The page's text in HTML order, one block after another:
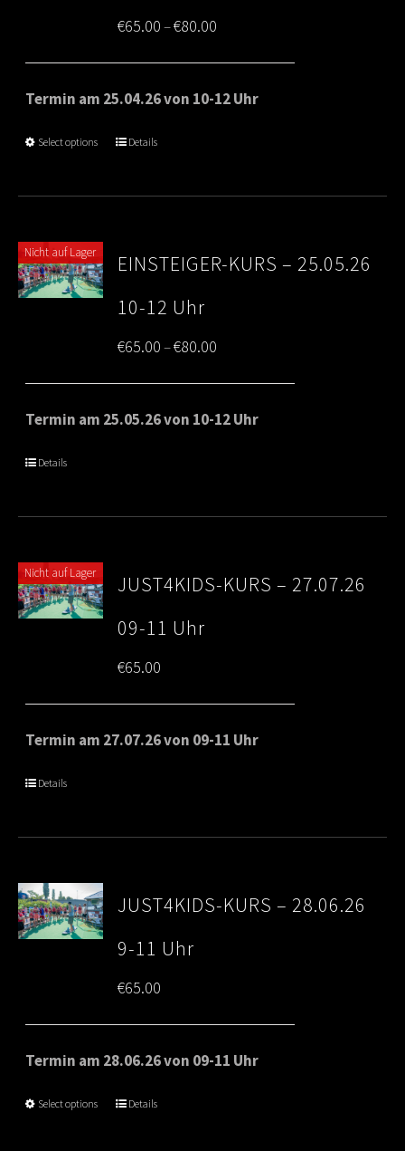
€65.00–€80.00
range:
€65.00
Termin am 25.04.26 von 10-12 Uhr
Select options Details
Nicht auf Lager
EINSTEIGER-KURS – 25.05.26
10-12 Uhr
€65.00–€80.00
range:
€65.00
Termin am 25.05.26 von 10-12 Uhr
Details
Nicht auf Lager
JUST4KIDS-KURS – 27.07.26
09-11 Uhr
€65.00
Termin am 27.07.26 von 09-11 Uhr
Details
JUST4KIDS-KURS – 28.06.26
9-11 Uhr
€65.00
Termin am 28.06.26 von 09-11 Uhr
Select options Details